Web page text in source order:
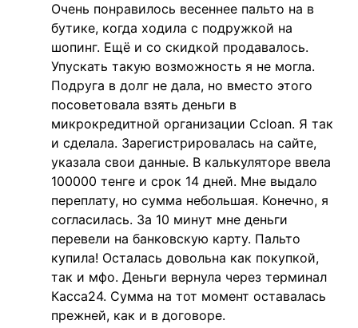
Очень понравилось весеннее пальто на в
бутике, когда ходила с подружкой на
шопинг. Ещё и со скидкой продавалось.
Упускать такую возможность я не могла.
Подруга в долг не дала, но вместо этого
посоветовала взять деньги в
микрокредитной организации Ccloan. Я так
и сделала. Зарегистрировалась на сайте,
указала свои данные. В калькуляторе ввела
100000 тенге и срок 14 дней. Мне выдало
переплату, но сумма небольшая. Конечно, я
согласилась. За 10 минут мне деньги
перевели на банковскую карту. Пальто
купила! Осталась довольна как покупкой,
так и мфо. Деньги вернула через терминал
Касса24. Сумма на тот момент оставалась
прежней, как и в договоре.